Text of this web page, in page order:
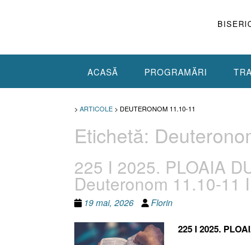
ACASĂ PROGRAMĂRI
> ARTICOLE > DEUTERONOM 11.10-11
Etichetă:
225 I 2025. PLOAIA
Deuteronom 11.10-11
19 mai, 2026 Florin
225 I 2025.